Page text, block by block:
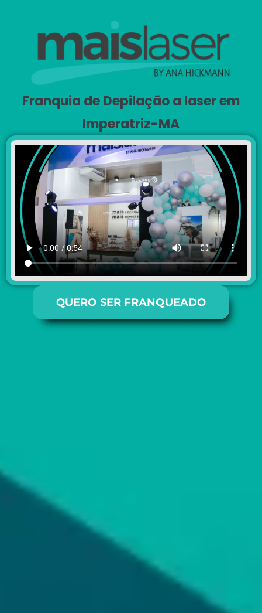
Franquia de Depilação a laser em
Imperatriz-MA
QUERO SER FRANQUEADO